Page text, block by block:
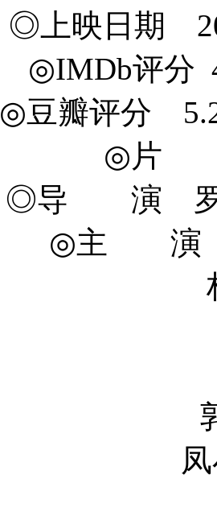
◎上映日期
◎IMDb评分
◎豆瓣评分 5.2/
◎片
◎导 演 罗志
◎主 演 刘
林家栋
郭晓冬
凤小岳